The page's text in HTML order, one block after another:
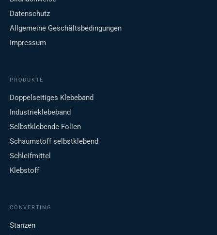
Datenschutz
Allgemeine Geschäftsbedingungen
Impressum
PRODUKTE
Doppelseitiges Klebeband
Industrieklebeband
Selbstklebende Folien
Schaumstoff selbstklebend
Schleifmittel
Klebstoff
CONVERTING
Stanzen